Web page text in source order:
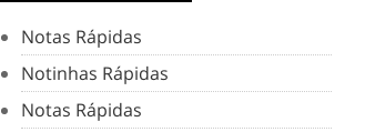
Notas Rápidas
Notinhas Rápidas
Notas Rápidas